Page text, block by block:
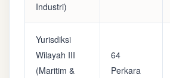
Industri)
Yurisdiksi
Wilayah III
(Maritim &
64
Perkara